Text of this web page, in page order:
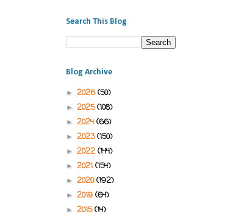
Search This Blog
Blog Archive
► 2026(50)
► 2025(108)
► 2024 (66)
► 2023(150)
► 2022 (144)
► 2021 (154)
► 2020(192)
► 2019 (64)
► 2015(14)